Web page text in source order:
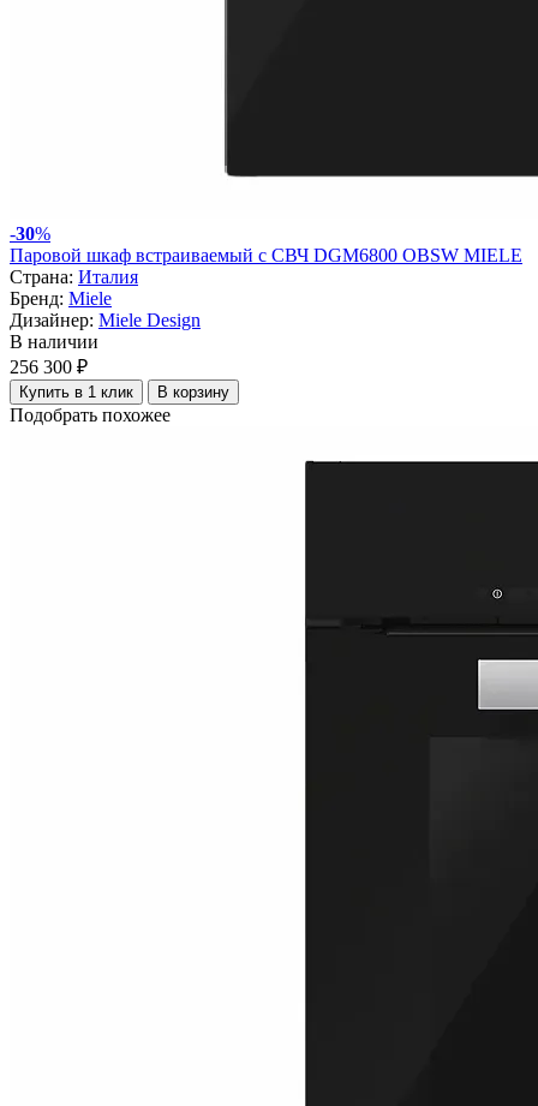
-30%
Паровой шкаф встраиваемый с СВЧ DGM6800 OBSW MIELE
Страна: Италия
Бренд: Miele
Дизайнер: Miele Design
В наличии
256 300 ₽
Купить в 1 клик В корзину
Подобрать похожее